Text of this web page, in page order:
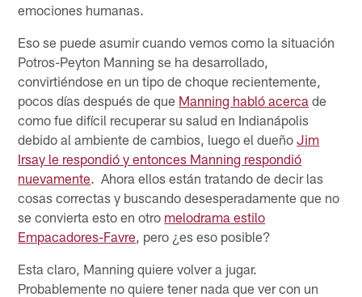
emociones humanas.
Eso se puede asumir cuando vemos como la situación
Potros-Peyton Manning se ha desarrollado,
convirtiéndose en un tipo de choque recientemente,
pocos días después de que Manning habló acerca de
como fue difícil recuperar su salud en Indianápolis
debido al ambiente de cambios, luego el dueñoJim
Irsay le respondió y entonces Manning respondió
nuevamente. Ahora ellos están tratando de decir las
cosas correctas y buscando desesperadamente que no
se convierta esto en otro melodrama estilo
Empacadores-Favre , pero ¿es eso posible?
Esta claro, Manning quiere volver a jugar.
Probablemente no quiere tener nada que ver con un